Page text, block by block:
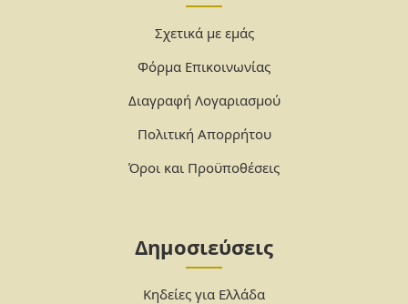
Σχετικά με εμάς
Φόρμα Επικοινωνίας
Διαγραφή Λογαριασμού
Πολιτική Απορρήτου
Όροι και Προϋποθέσεις
Δημοσιεύσεις
Κηδείες για Ελλάδα